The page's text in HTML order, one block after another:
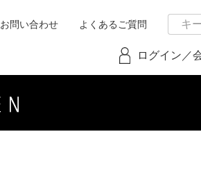
ログイン／
お問い合わせ よくあるご質問